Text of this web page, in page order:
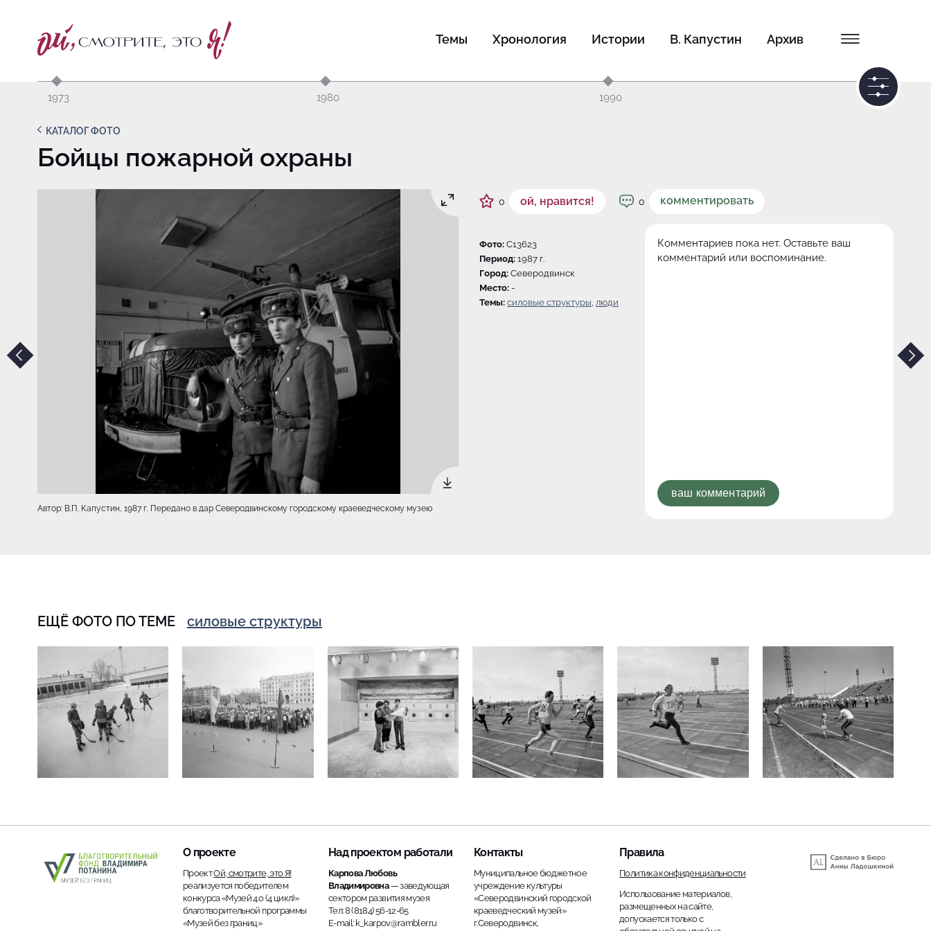
Темы Хронология Истории В. Капустин Архив
1973 1980 1990
КАТАЛОГ ФОТО
Бойцы пожарной охраны
Автор: В.П. Капустин, 1987 г. Передано в дар Северодвинскому городскому краеведческому музею
0 ой, нравится! 0 комментировать
Фото: C13623
Период: 1987 г.
Город: Северодвинск
Место: -
Темы: силовые структуры, люди
Комментариев пока нет. Оставьте ваш
комментарий или воспоминание.
ваш комментарий
ЕЩЁ ФОТО ПО ТЕМЕ силовые структуры
О проекте
ПроектОй, смотрите, это Я!
реализуется победителем
конкурса «Музей 4.0 (4 цикл)»
благотворительной программы
«Музей без границ»
Над проектом работали
Карпова Любовь
Владимировна— заведующая
сектором развития музея
Тел: 8 (8184) 56-12-65
E-mail: k_karpov@rambler.ru
Контакты
Муниципальное бюджетное
учреждение культуры
«Северодвинский городской
краеведческий музей»
г.Северодвинск,
Правила
Политика конфиденциальности
Использование материалов,
размещенных на сайте,
допускается только с